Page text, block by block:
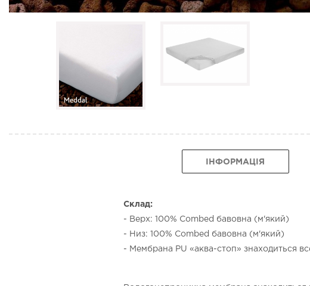
ІНФОРМАЦІЯ
Склад:
- Верх: 100% Combed бавовна (м'який)
- Низ: 100% Combed бавовна (м'який)
- Мембрана PU «аква-стоп» знаходиться